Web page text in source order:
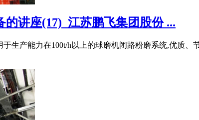
讲座(17)_江苏鹏飞集团股份 ...
生产能力在100t/h以上的球磨机闭路粉磨系统,优质